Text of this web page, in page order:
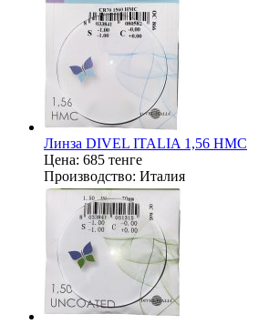
Линза DIVEL ITALIA 1,56 HMC
Цена: 685 тенге
Производство: Италия